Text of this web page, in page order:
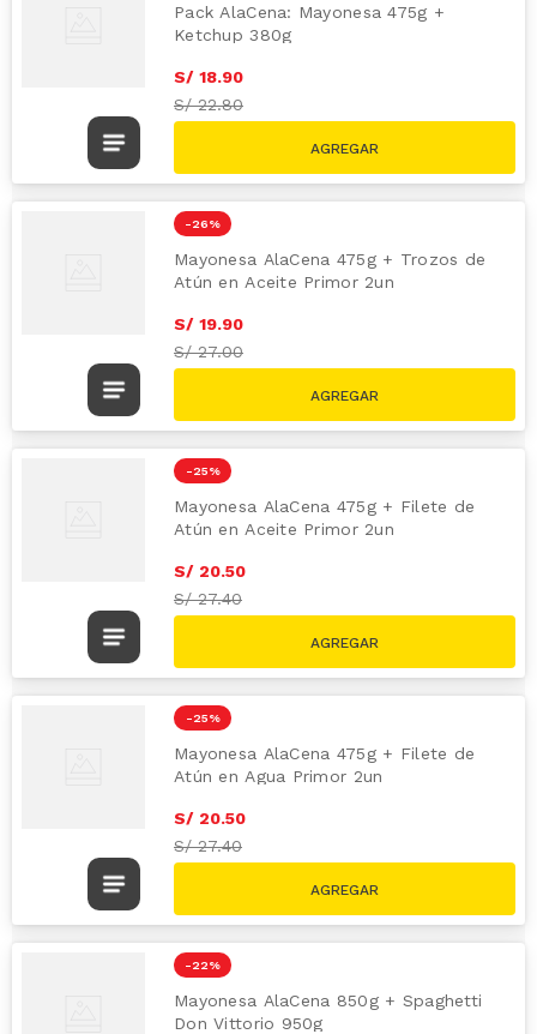
Pack AlaCena: Mayonesa 475g +
Ketchup 380g
S/ 18.90
S/22.80
-26 %
Mayonesa AlaCena 475g + Trozos de
Atún en Aceite Primor 2un
S/ 19.90
S/27.00
-25 %
Mayonesa AlaCena 475g + Filete de
Atún en Aceite Primor 2un
S/ 20.50
S/27.40
-25 %
Mayonesa AlaCena 475g + Filete de
Atún en Agua Primor 2un
S/ 20.50
S/27.40
-22 %
Mayonesa AlaCena 850g + Spaghetti
Don Vittorio 950g